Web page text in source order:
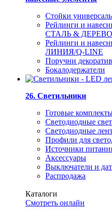
Стойки
Рейлинги и
СТАЛЬ & ДЕРЕВО/
Рейлинги и
ЛИНИЯ/Q-LINE
Поручни
Бокалодержатели
26. Светильники
Готовые
Светодиодные
Светодиодные
Профили для
Источники
Аксессуары
Выключатели и
Распродажа
Каталоги
Смотреть онлайн